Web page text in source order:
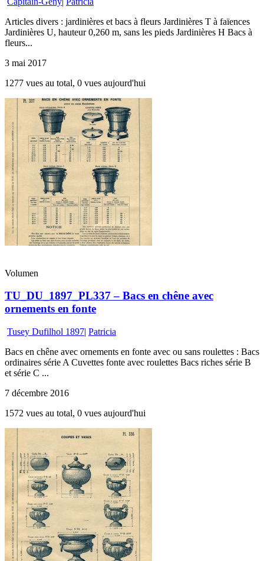
Articles divers : jardinières et bacs à fleurs Jardinières T à faïences
Jardinières U, hauteur 0,260 m, sans les pieds Jardinières H Bacs à
fleurs...
3 mai 2017
1277 vues au total, 0 vues aujourd'hui
Volumen
TU_DU_1897_PL337 – Bacs en chêne avec
ornements en fonte
Tusey Dufilhol 1897| Patricia
Bacs en chêne avec ornements en fonte avec ou sans roulettes : Bacs
ordinaires série A Cuvettes fonte avec roulettes Bacs riches série B
et série C ...
7 décembre 2016
1572 vues au total, 0 vues aujourd'hui